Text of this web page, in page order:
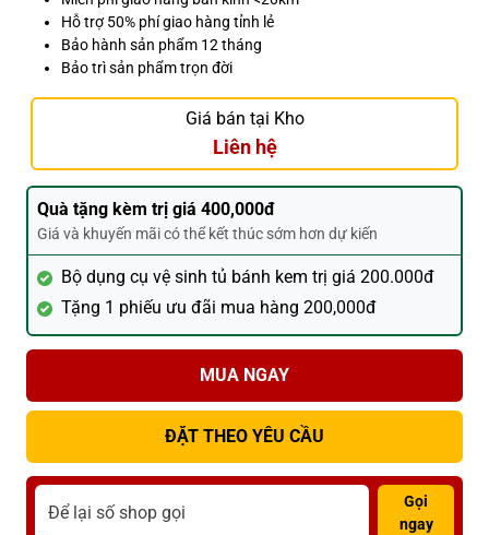
Hỗ trợ 50% phí giao hàng tỉnh lẻ
Bảo hành sản phẩm 12 tháng
Bảo trì sản phẩm trọn đời
Giá bán tại Kho
Liên hệ
Quà tặng kèm trị giá 400,000đ
Giá và khuyến mãi có thể kết thúc sớm hơn dự kiến
Bộ dụng cụ vệ sinh tủ bánh kem trị giá 200.000đ
Tặng 1 phiếu ưu đãi mua hàng 200,000đ
MUA NGAY
ĐẶT THEO YÊU CẦU
Gọi
ngay